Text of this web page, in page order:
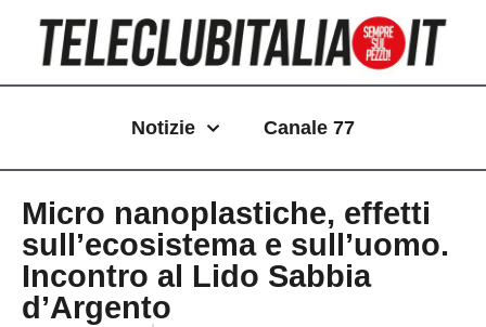
contenuto
Notizie Canale 77
Micro nanoplastiche, effetti
sull’ecosistema e sull’uomo.
Incontro al Lido Sabbia
d’Argento